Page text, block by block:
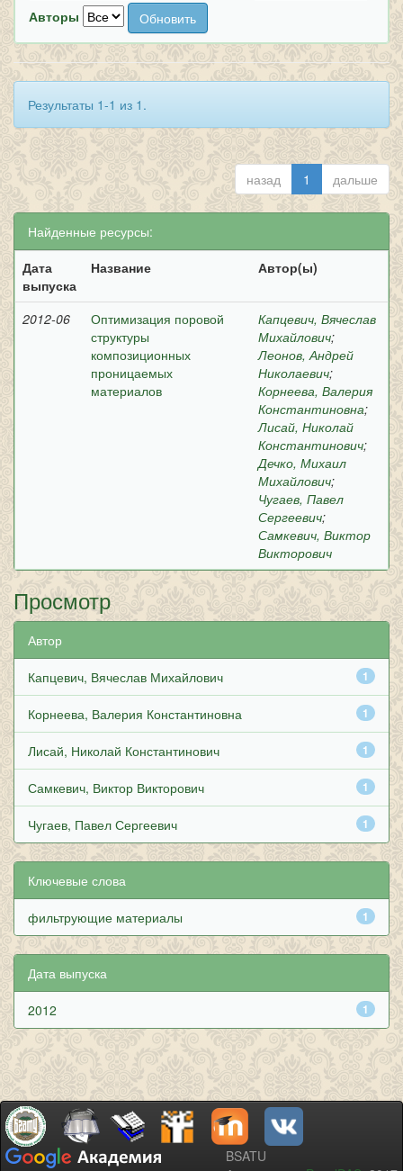
Авторы
Результаты 1-1 из 1.
назад 1 дальше
Найденные ресурсы:
Дата
выпуска
Название Автор(ы)
2012-06
Оптимизация поровой
структуры
композиционных
проницаемых
материалов
Капцевич, Вячеслав
Михайлович;
Леонов, Андрей
Николаевич;
Корнеева, Валерия
Константиновна;
Лисай, Николай
Константинович;
Дечко, Михаил
Михайлович;
Чугаев, Павел
Сергеевич;
Самкевич, Виктор
Викторович
Просмотр
Автор
1
Капцевич, Вячеслав Михайлович
1
Корнеева, Валерия Константиновна
1
Лисай, Николай Константинович
1
Самкевич, Виктор Викторович
1
Чугаев, Павел Сергеевич
Ключевые слова
1
фильтрующие материалы
Дата выпуска
1
2012
BSATU